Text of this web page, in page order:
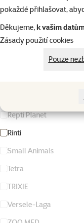
pokaždé přihlašovat,
Děkujeme,k vašim
Zásady použití cookies
Pouze
FURminator
Living World
Magic Cat
Repti Planet
Rinti
Small Animals
Tetra
TRIXIE
Versele-Laga